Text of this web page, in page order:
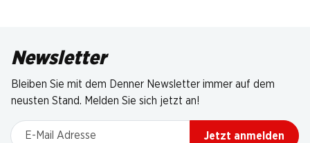
Newsletter
Bleiben Sie mit dem Denner Newsletter immer auf dem
neusten Stand. Melden Sie sich jetzt an!
E-Mail Adresse
Jetzt anmelden